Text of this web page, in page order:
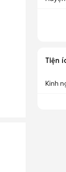
Tiện
Kinh